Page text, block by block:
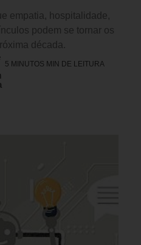
empatia, hospitalidade,
podem se tornar os
década.
5 MINUTOS MIN DE LEITURA